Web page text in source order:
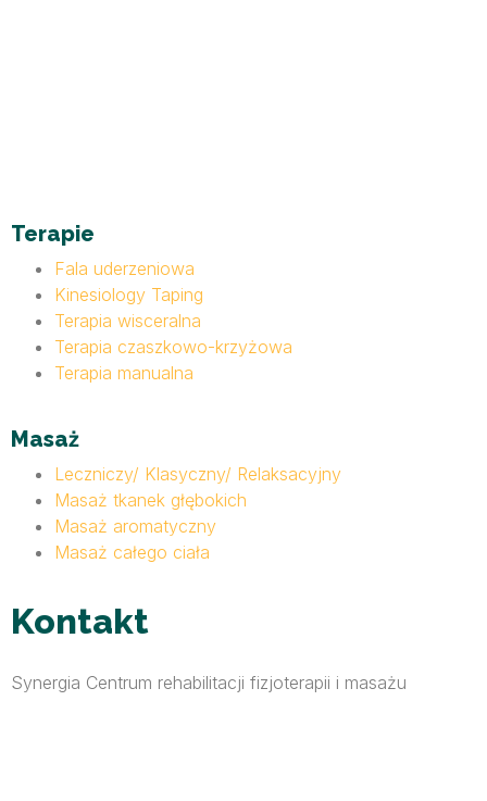
Terapie
Fala uderzeniowa
Kinesiology Taping
Terapia wisceralna
Terapia czaszkowo-krzyżowa
Terapia manualna
Masaż
Leczniczy/ Klasyczny/ Relaksacyjny
Masaż tkanek głębokich
Masaż aromatyczny
Masaż całego ciała
Kontakt
Synergia Centrum rehabilitacji fizjoterapii i masażu